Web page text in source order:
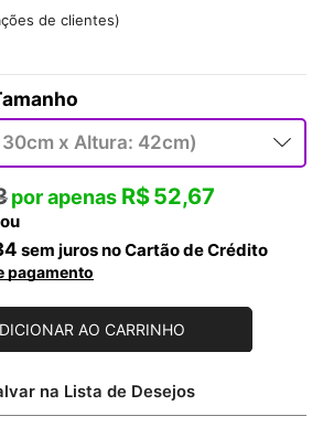
de clientes)
R$52,67
sem juros no Cartão de Crédito
pagamento
AO CARRINHO
na Lista de Desejos